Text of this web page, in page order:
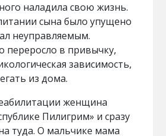
наладила свою жизнь.
сына было упущено
неуправляемым.
переросло в привычку,
зависимость,
из дома.
женщина
Пилигрим» и сразу
туда. О мальчике мама